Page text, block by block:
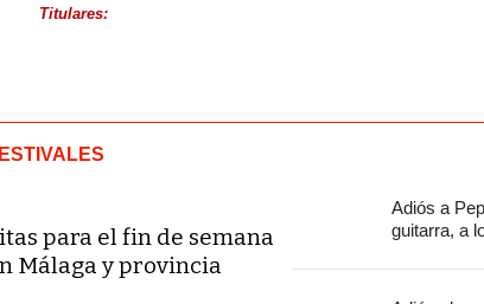
Titulares:
para el fin de semana
Málaga y provincia
Adiós a
guitarra, a